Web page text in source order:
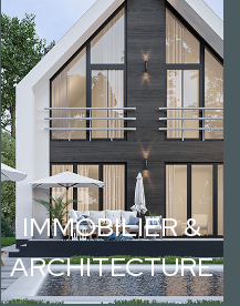
IMMOBILIER &
ARCHITECTURE